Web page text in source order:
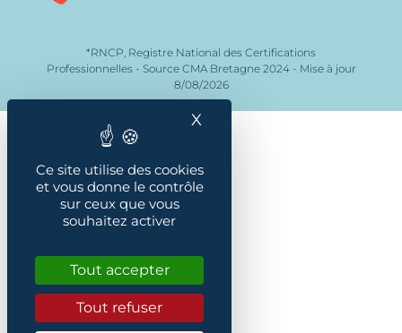
Ce site utilise des cookies
et vous donne le contrôle
sur ceux que vous
souhaitez activer
Tout accepter
Tout refuser
X
*RNCP, Registre National des Certifications
Professionnelles - Source CMA Bretagne 2024 - Mise à jour
8/08/2026